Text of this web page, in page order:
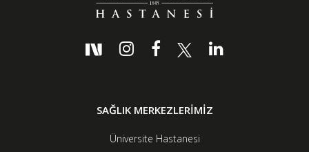
SAĞLIK MERKEZLERİMİZ
Üniversite Hastanesi